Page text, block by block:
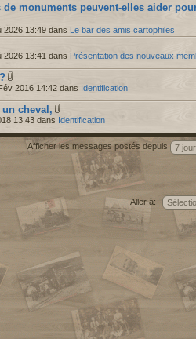
monuments peuvent-elles aider
2026 13:49 dans Le bar des amis cartophiles
2026 13:41 dans Présentation des nouveaux
2016 14:42 dans Identification
cheval,
13:43 dans Identification
Afficher les messages postés depuis
Aller à: